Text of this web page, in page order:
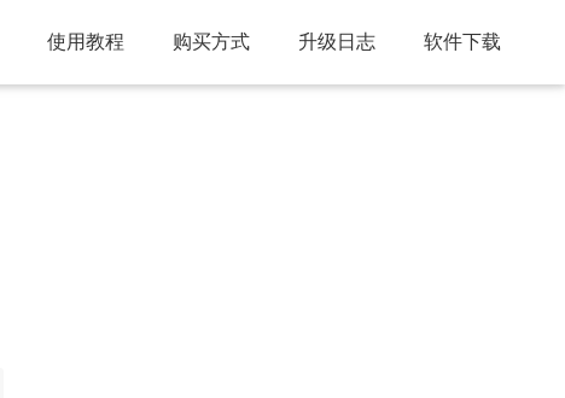
使用教程 购买方式 升级日志 软件下载